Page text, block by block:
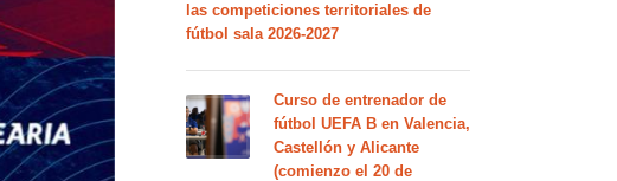
las competiciones territoriales de
fútbol sala 2026-2027
Curso de entrenador de
fútbol UEFA B en Valencia,
Castellón y Alicante
(comienzo el 20 de